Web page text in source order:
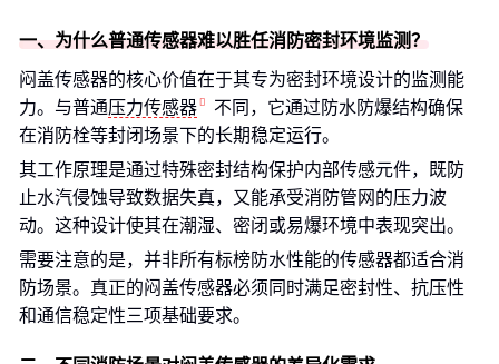
一、为什么普通传感器难以胜任消防密封环境监测？
闷盖传感器的核心价值在于其专为密封环境设计的监测能
力。与普通压力传感器
不同，它通过防水防爆结构确保
在消防栓等封闭场景下的长期稳定运行。
其工作原理是通过特殊密封结构保护内部传感元件，既防
止水汽侵蚀导致数据失真，又能承受消防管网的压力波
动。这种设计使其在潮湿、密闭或易爆环境中表现突出。
需要注意的是，并非所有标榜防水性能的传感器都适合消
防场景。真正的闷盖传感器必须同时满足密封性、抗压性
和通信稳定性三项基础要求。